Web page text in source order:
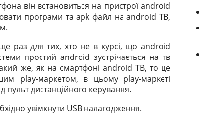
він встановиться на пристрої android
програми та apk файл на android ТВ,
раз для тих, хто не в курсі, що android
простий android зустрічається на тв
же, як на смартфоні android ТВ, то це
play-маркетом, в цьому play-маркеті
пульт дистанційного керування.
увімкнути USB налагодження.